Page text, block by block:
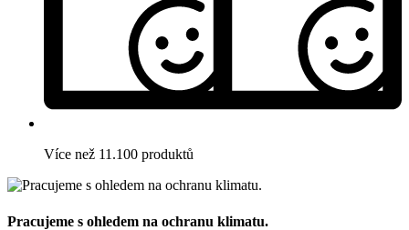
Více než 11.100 produktů
Pracujeme s ohledem na ochranu klimatu.